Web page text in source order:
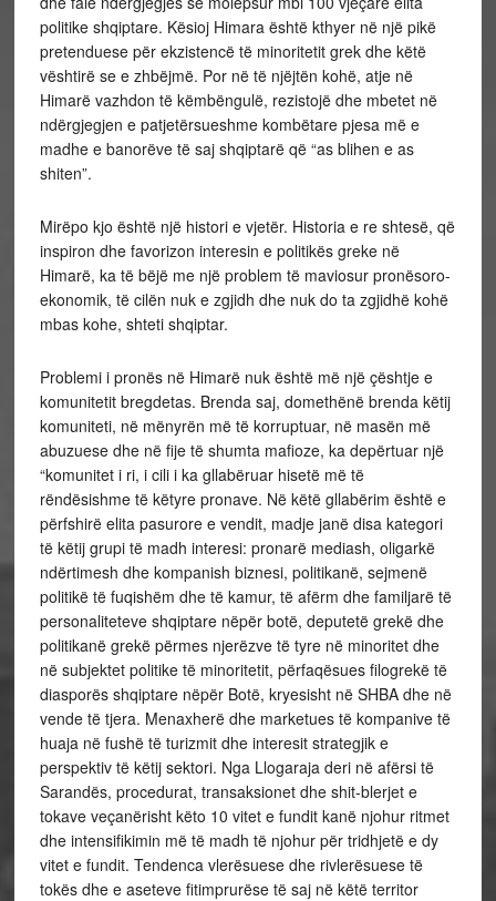
politike shqiptare. Kësioj Himara është kthyer në një pikë
pretenduese për ekzistencë të minoritetit grek dhe këtë
vështirë se e zhbëjmë. Por në të njëjtën kohë, atje në
Himarë vazhdon të këmbëngulë, rezistojë dhe mbetet në
ndërgjegjen e patjetërsueshme kombëtare pjesa më e
madhe e banorëve të saj shqiptarë që “as blihen e as
shiten”.
Mirëpo kjo është një histori e vjetër. Historia e re shtesë, që
inspiron dhe favorizon interesin e politikës greke në
Himarë, ka të bëjë me një problem të maviosur pronësoro-
ekonomik, të cilën nuk e zgjidh dhe nuk do ta zgjidhë kohë
mbas kohe, shteti shqiptar.
Problemi i pronës në Himarë nuk është më një çështje e
komunitetit bregdetas. Brenda saj, domethënë brenda këtij
komuniteti, në mënyrën më të korruptuar, në masën më
abuzuese dhe në fije të shumta mafioze, ka depërtuar një
“komunitet i ri, i cili i ka gllabëruar hisetë më të
rëndësishme të këtyre pronave. Në këtë gllabërim është e
përfshirë elita pasurore e vendit, madje janë disa kategori
të këtij grupi të madh interesi: pronarë mediash, oligarkë
ndërtimesh dhe kompanish biznesi, politikanë, sejmenë
politikë të fuqishëm dhe të kamur, të afërm dhe familjarë të
personaliteteve shqiptare nëpër botë, deputetë grekë dhe
politikanë grekë përmes njerëzve të tyre në minoritet dhe
në subjektet politike të minoritetit, përfaqësues filogrekë të
diasporës shqiptare nëpër Botë, kryesisht në SHBA dhe në
vende të tjera. Menaxherë dhe marketues të kompanive të
huaja në fushë të turizmit dhe interesit strategjik e
perspektiv të këtij sektori. Nga Llogaraja deri në afërsi të
Sarandës, procedurat, transaksionet dhe shit-blerjet e
tokave veçanërisht këto 10 vitet e fundit kanë njohur ritmet
dhe intensifikimin më të madh të njohur për tridhjetë e dy
vitet e fundit. Tendenca vlerësuese dhe rivlerësuese të
tokës dhe e aseteve fitimprurëse të saj në këtë territor